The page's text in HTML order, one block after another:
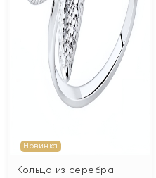
Новинка
Кольцо из серебра